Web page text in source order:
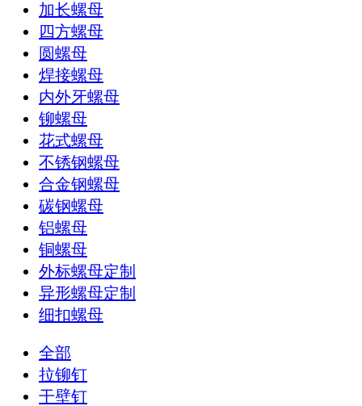
加长螺母
四方螺母
圆螺母
焊接螺母
内外牙螺母
铆螺母
花式螺母
不锈钢螺母
合金钢螺母
碳钢螺母
铝螺母
铜螺母
外标螺母定制
异形螺母定制
细扣螺母
全部
拉铆钉
干壁钉